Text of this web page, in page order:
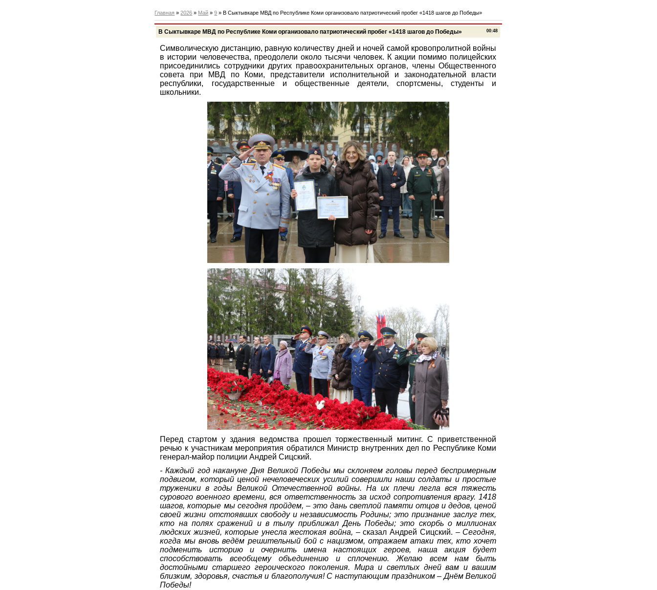
Главная »2026 » Май » 9 » В Сыктывкаре МВД по Республике Коми организовало патриотический пробег «1418 шагов до Победы»
00:48
В Сыктывкаре МВД по Республике Коми организовало патриотический пробег «1418 шагов до Победы»
Символическую дистанцию, равную количеству дней и ночей самой кровопролитной войны
в истории человечества, преодолели около тысячи человек. К акции помимо полицейских
присоединились сотрудники других правоохранительных органов, члены Общественного
совета при МВД по Коми, представители исполнительной и законодательной власти
республики, государственные и общественные деятели, спортсмены, студенты и
школьники.
Перед стартом у здания ведомства прошел торжественный митинг. С приветственной
речью к участникам мероприятия обратился Министр внутренних дел по Республике Коми
генерал-майор полиции Андрей Сицский.
- Каждый год накануне Дня Великой Победы мы склоняем головы перед беспримерным
подвигом, который ценой нечеловеческих усилий совершили наши солдаты и простые
труженики в годы Великой Отечественной войны. На их плечи легла вся тяжесть
сурового военного времени, вся ответственность за исход сопротивления врагу. 1418
шагов, которые мы сегодня пройдем, – это дань светлой памяти отцов и дедов, ценой
своей жизни отстоявших свободу и независимость Родины; это признание заслуг тех,
кто на полях сражений и в тылу приближал День Победы; это скорбь о миллионах
людских жизней, которые унесла жестокая война, –сказал Андрей Сицский. – Сегодня,
когда мы вновь ведём решительный бой с нацизмом, отражаем атаки тех, кто хочет
подменить историю и очернить имена настоящих героев, наша акция будет
способствовать всеобщему объединению и сплочению. Желаю всем нам быть
достойными старшего героического поколения. Мира и светлых дней вам и вашим
близким, здоровья, счастья и благополучия! С наступающим праздником – Днём Великой
Победы!